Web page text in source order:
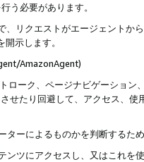
う必要があります。
リクエストがエージェントか
示します。
AmazonAgent)
ローク、ページナビゲーショ
せたり回避して、アクセス、
ターによるものかを判断するた
ンツにアクセスし、又はこれ